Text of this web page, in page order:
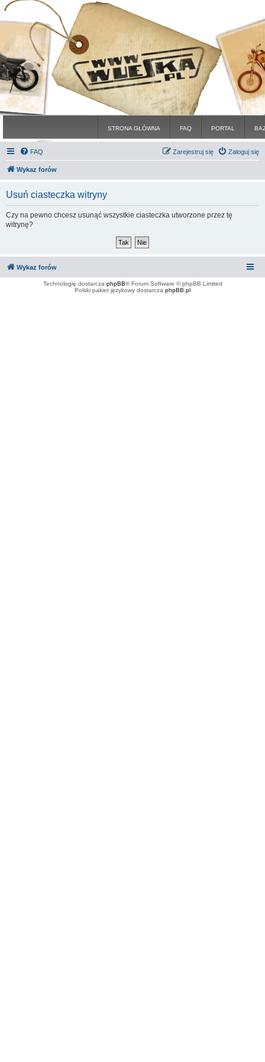
STRONA GŁÓWNA FAQ PORTAL
FAQ Zaloguj się
Zarejestruj się
Wykaz forów
Usuń ciasteczka witryny
Czy na pewno chcesz usunąć wszystkie ciasteczka utworzone przez tę
witrynę?
Wykaz forów
Technologię dostarcza phpBB® Forum Software © phpBB Limited
Polski pakiet językowy dostarcza phpBB.pl